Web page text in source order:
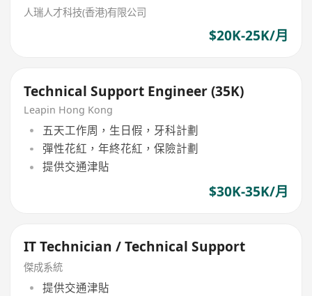
人瑞人才科技(香港)有限公司
$20K-25K/月
Technical Support Engineer (35K)
Leapin Hong Kong
五天工作周，生日假，牙科計劃
彈性花紅，年終花紅，保險計劃
提供交通津貼
$30K-35K/月
IT Technician / Technical Support
傑成系統
提供交通津貼